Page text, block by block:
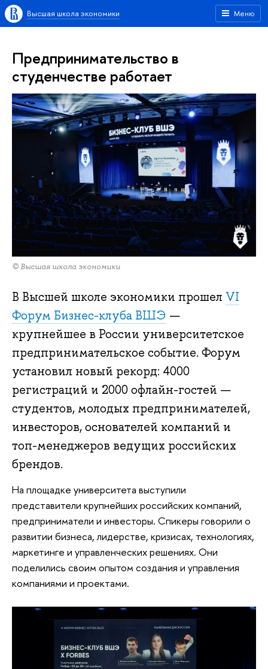
Меню
Высшая школа экономики
Предпринимательство в
студенчестве работает
© Высшая школа экономики
В Высшей школе экономики прошел VI
Форум Бизнес-клуба ВШЭ —
крупнейшее в России университетское
предпринимательское событие. Форум
установил новый рекорд: 4000
регистраций и 2000 офлайн-гостей —
студентов, молодых предпринимателей,
инвесторов, основателей компаний и
топ-менеджеров ведущих российских
брендов.
На площадке университета выступили
представители крупнейших российских компаний,
предприниматели и инвесторы. Спикеры говорили о
развитии бизнеса, лидерстве, кризисах, технологиях,
маркетинге и управленческих решениях. Они
поделились своим опытом создания и управления
компаниями и проектами.